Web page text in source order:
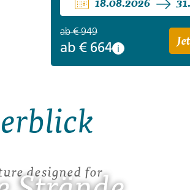
ab€ 949
ab € 664 i
designed for